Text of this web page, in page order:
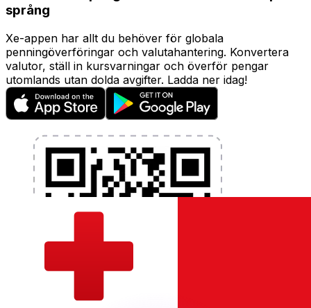
språng
Xe-appen har allt du behöver för globala
penningöverföringar och valutahantering. Konvertera
valutor, ställ in kursvarningar och överför pengar
utomlands utan dolda avgifter. Ladda ner idag!